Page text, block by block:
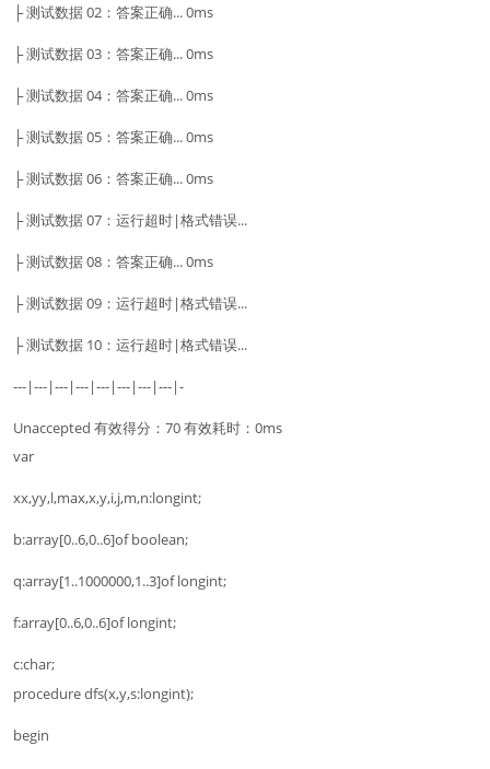
├ 测试数据 02：答案正确... 0ms
├ 测试数据 03：答案正确... 0ms
├ 测试数据 04：答案正确... 0ms
├ 测试数据 05：答案正确... 0ms
├ 测试数据 06：答案正确... 0ms
├ 测试数据 07：运行超时|格式错误...
├ 测试数据 08：答案正确... 0ms
├ 测试数据 09：运行超时|格式错误...
├ 测试数据 10：运行超时|格式错误...
---|---|---|---|---|---|---|---|-
Unaccepted 有效得分：70 有效耗时：0ms
var
xx,yy,l,max,x,y,i,j,m,n:longint;
b:array[0..6,0..6]of boolean;
q:array[1..1000000,1..3]of longint;
f:array[0..6,0..6]of longint;
c:char;
procedure dfs(x,y,s:longint);
begin